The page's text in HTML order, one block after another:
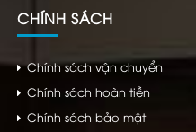
CHÍNH SÁCH
Chính sách vận chuyển
Chính sách hoàn tiền
Chính sách bảo mật